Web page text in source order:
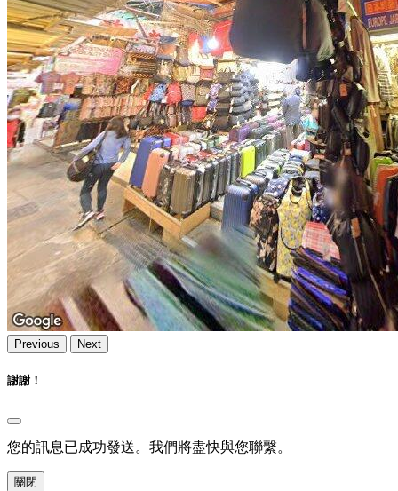
Previous Next
謝謝！
您的訊息已成功發送。我們將盡快與您聯繫。
關閉